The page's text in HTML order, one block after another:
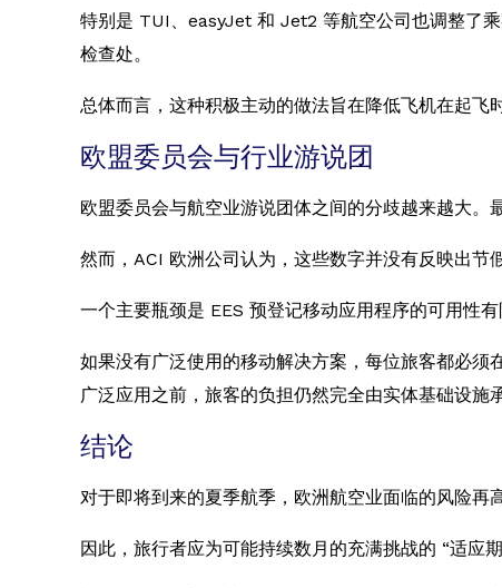
特别是 TUI、easyJet 和 Jet2 等航空公司也调整了
检查处。
总体而言，这种积极主动的做法旨在降低飞机在起飞
欧盟委员会与行业游说团
欧盟委员会与航空业游说团体之间的分歧越来越大。
然而，ACI 欧洲公司认为，这些数字并没有反映出节
一个主要瓶颈是 EES 预登记移动应用程序的可用性
如果没有广泛使用的移动解决方案，每位旅客都必须
广泛应用之前，旅客的负担仍然完全由实体基础设施承
结论
对于即将到来的夏季航季，欧洲航空业面临的风险再
因此，旅行者应为可能持续数月的充满挑战的 “适应期